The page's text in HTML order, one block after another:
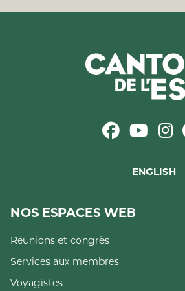
ENGLISH
NOS ESPACES WEB
Réunions et congrès
Services aux membres
Voyagistes